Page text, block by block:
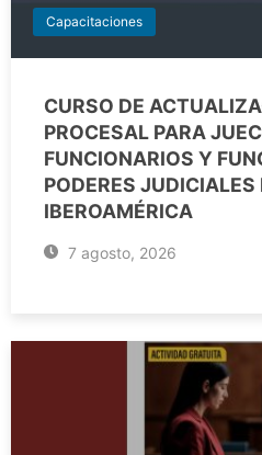
Capacitaciones
CURSO DE
PROCESAL PARA
FUNCIONARIOS Y
PODERES JUDICIALES
IBEROAMÉRICA
7 agosto, 2026